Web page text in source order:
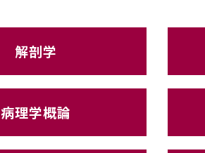
解剖学
病理学概論